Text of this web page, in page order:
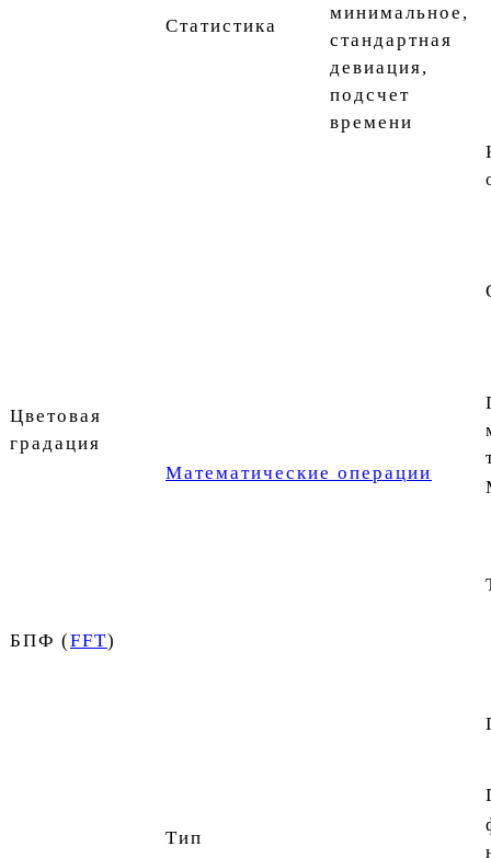
Статистика
минимальное,
стандартная
девиация,
подсчет
времени
Математические операции
Цветовая
градация
БПФ (FFT)
Тип